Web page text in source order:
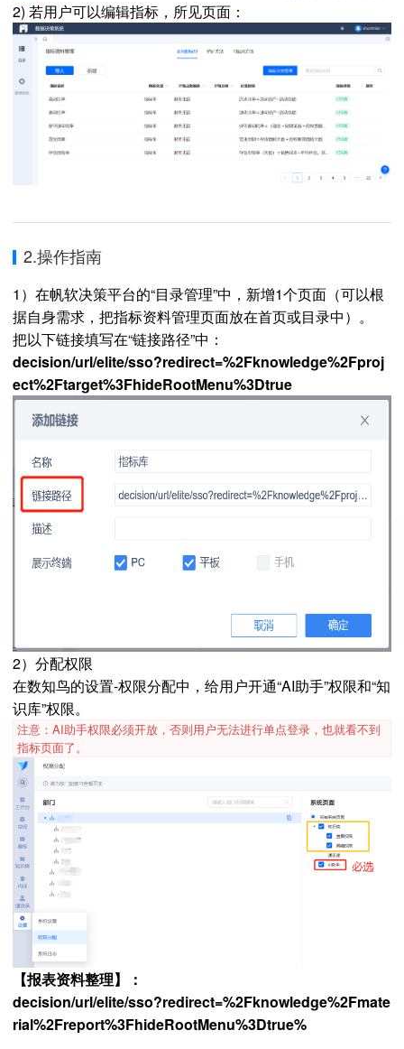
2) 若用户可以编辑指标，所见页面：
2.操作指南
1）在帆软决策平台的“目录管理”中，新增1个页面（可以根
据自身需求，把指标资料管理页面放在首页或目录中）。
把以下链接填写在“链接路径”中：
decision/url/elite/sso?redirect=%2Fknowledge%2Fproj
ect%2Ftarget%3FhideRootMenu%3Dtrue
2）分配权限
在数知鸟的设置-权限分配中，给用户开通“AI助手”权限和“知
识库”权限。
注意：AI助手权限必须开放，否则用户无法进行单点登录，也就看不到
指标页面了。
【报表资料整理】：
decision/url/elite/sso?redirect=%2Fknowledge%2Fmate
rial%2Freport%3FhideRootMenu%3Dtrue%